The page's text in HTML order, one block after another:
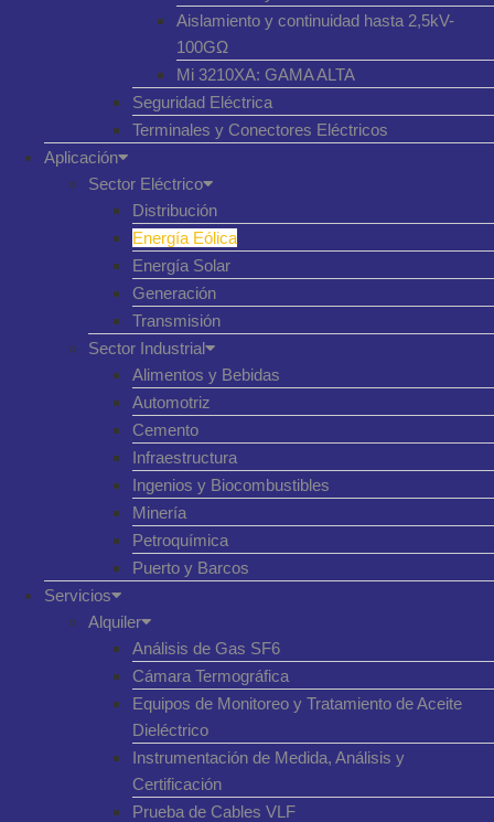
Aislamiento y continuidad hasta 2,5kV-
100GΩ
Mi 3210XA: GAMA ALTA
Seguridad Eléctrica
Terminales y Conectores Eléctricos
Aplicación
Sector Eléctrico
Distribución
Energía Eólica
Energía Solar
Generación
Transmisión
Sector Industrial
Alimentos y Bebidas
Automotriz
Cemento
Infraestructura
Ingenios y Biocombustibles
Minería
Petroquímica
Puerto y Barcos
Servicios
Alquiler
Análisis de Gas SF6
Cámara Termográfica
Equipos de Monitoreo y Tratamiento de Aceite
Dieléctrico
Instrumentación de Medida, Análisis y
Certificación
Prueba de Cables VLF